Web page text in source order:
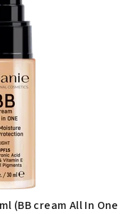
(BB cream All In One